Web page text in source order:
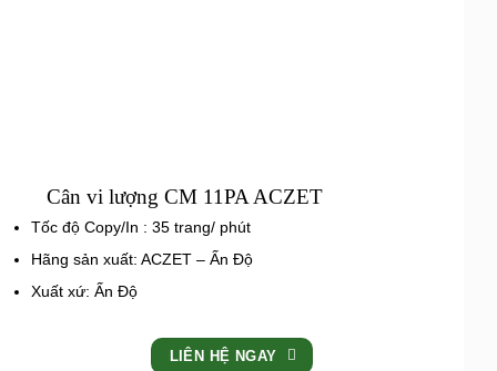
Cân vi lượng CM 11PA ACZET
Tốc độ Copy/In : 35 trang/ phút
Hãng sản xuất: ACZET – Ấn Độ
Xuất xứ: Ấn Độ
LIÊN HỆ NGAY